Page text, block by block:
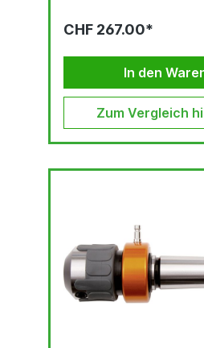
CHF 267.00*
In den
Zum Vergleich